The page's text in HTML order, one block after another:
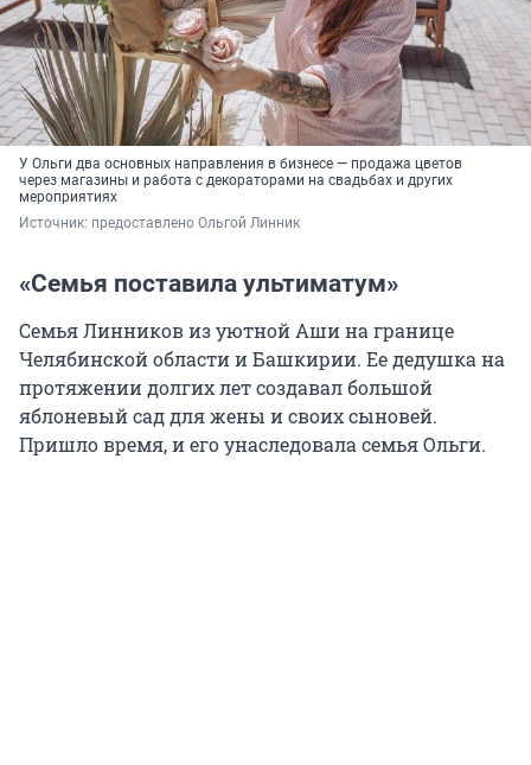
У Ольги два основных направления в бизнесе — продажа цветов
через магазины и работа с декораторами на свадьбах и других
мероприятиях
Источник: предоставлено Ольгой Линник
«Семья поставила ультиматум»
Семья Линников из уютной Аши на границе
Челябинской области и Башкирии. Ее дедушка на
протяжении долгих лет создавал большой
яблоневый сад для жены и своих сыновей.
Пришло время, и его унаследовала семья Ольги.